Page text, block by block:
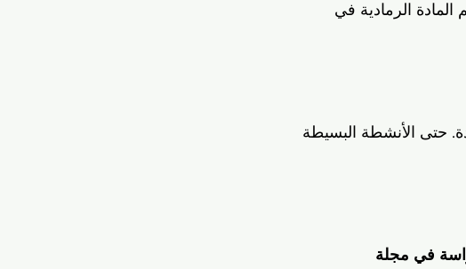
الرمادية في
حتى الأنشطة البسيطة
في مجلة